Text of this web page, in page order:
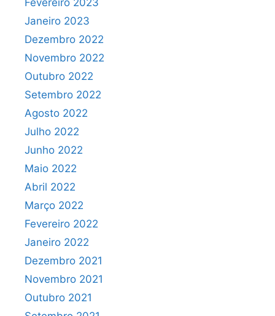
Fevereiro 2023
Janeiro 2023
Dezembro 2022
Novembro 2022
Outubro 2022
Setembro 2022
Agosto 2022
Julho 2022
Junho 2022
Maio 2022
Abril 2022
Março 2022
Fevereiro 2022
Janeiro 2022
Dezembro 2021
Novembro 2021
Outubro 2021